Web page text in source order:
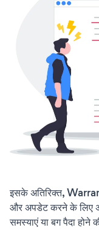
इसके अतिरिक्त,
और अपडेट करने के लिए
समस्याएं या बग पैदा होने